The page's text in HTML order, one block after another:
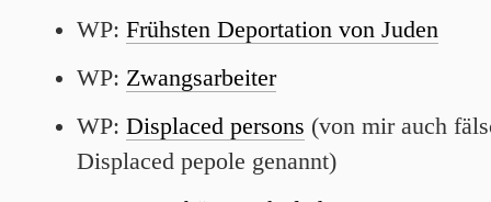
WP: Frühsten Deportation von Juden
WP: Zwangsarbeiter
WP: Displaced persons (von mir auch
Displaced pepole genannt)